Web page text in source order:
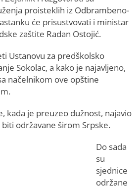
proisteklih iz Odbrambeno-
će prisustvovati i ministar
zaštite Radan Ostojić.
Ustanovu za predškolsko
Sokolac, a kako je najavljeno,
načelnikom ove opštine
kada je preuzeo dužnost, najavio
održavane širom Srpske.
Do sada
su
sjednice
održane